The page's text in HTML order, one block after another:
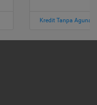
Kredit Tanpa Agunan